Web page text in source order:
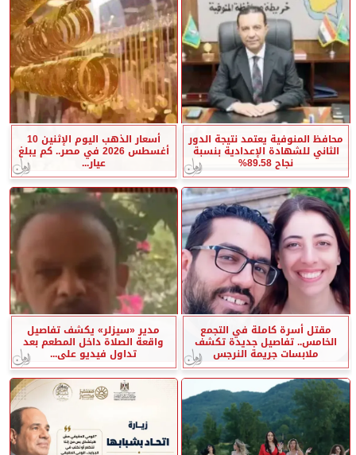
محافظ المنوفية يعتمد نتيجة الدور
الثاني للشهادة الإعدادية بنسبة
نجاح 89.58%
أسعار الذهب اليوم الإثنين 10
أغسطس 2026 في مصر.. كم يبلغ
عيار...
مقتل أسرة كاملة في التجمع
الخامس.. تفاصيل جديدة تكشف
ملابسات جريمة النرجس
مدير «سيزلر» يكشف تفاصيل
واقعة الصلاة داخل المطعم بعد
تداول فيديو على...